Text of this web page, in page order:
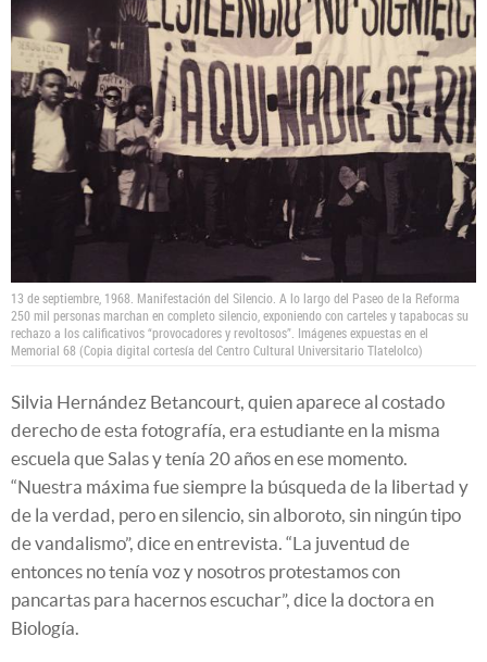
13 de septiembre, 1968. Manifestación del Silencio. A lo largo del Paseo de la Reforma
250 mil personas marchan en completo silencio, exponiendo con carteles y tapabocas su
rechazo a los calificativos “provocadores y revoltosos”. Imágenes expuestas en el
Memorial 68 (Copia digital cortesía del Centro Cultural Universitario Tlatelolco)
Silvia Hernández Betancourt, quien aparece al costado
derecho de esta fotografía, era estudiante en la misma
escuela que Salas y tenía 20 años en ese momento.
“Nuestra máxima fue siempre la búsqueda de la libertad y
de la verdad, pero en silencio, sin alboroto, sin ningún tipo
de vandalismo”, dice en entrevista. “La juventud de
entonces no tenía voz y nosotros protestamos con
pancartas para hacernos escuchar”, dice la doctora en
Biología.